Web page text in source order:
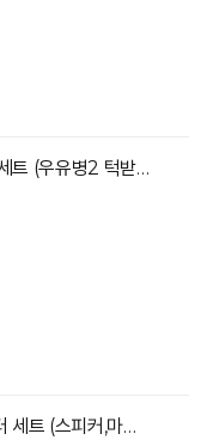
아기용품 세트 (우유병2 턱받이 베이비오일 색상랜덤)
PC/컴퓨터 세트 (스피커,마우스,모니터,본체,키보드,바닥)